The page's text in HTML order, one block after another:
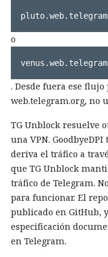
o
. Desde fuera ese
web.telegram.org, no
TG Unblock resuelve
una VPN.
deriva el tráfico a
que TG Unblock
tráfico de Telegram.
para funcionar. El
publicado en GitHub,
especificación
en Telegram.